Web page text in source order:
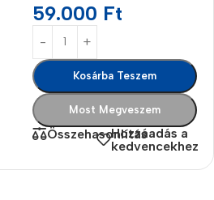
59.000 Ft
Kosárba Teszem
Most Megveszem
ÖsszehasonlításHozzáadás a
kedvencekhez